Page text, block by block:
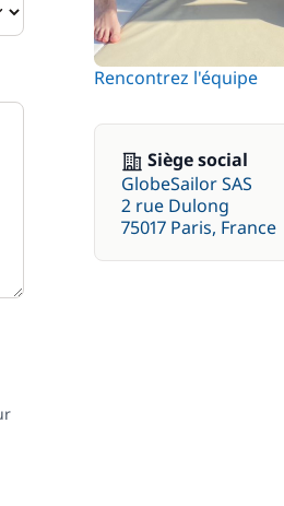
Rencontrez l'équipe
Siège social
GlobeSailor SAS
2 rue Dulong
75017 Paris, France